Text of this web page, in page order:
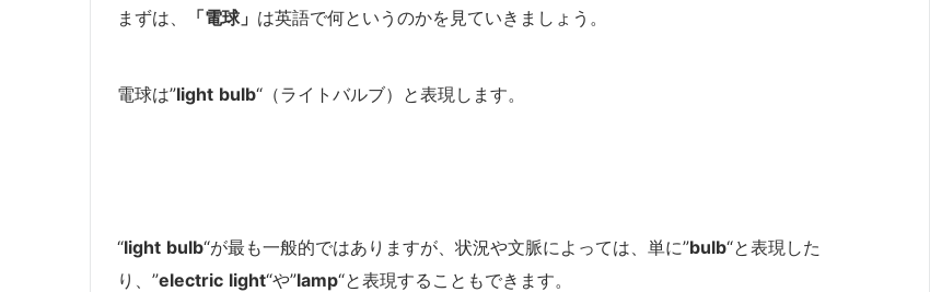
まずは、 「電球」 は英語で何というのかを見ていきましょう。
電球は”light bulb“（ライトバルブ）と表現します。
“light bulb“が最も一般的ではありますが、状況や文脈によっては、単に”bulb“と表現した
り、”electric light“や”lamp“と表現することもできます。